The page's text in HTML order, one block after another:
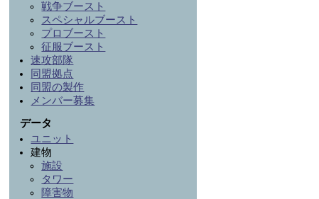
戦争ブースト
スペシャルブースト
プロブースト
征服ブースト
速攻部隊
同盟拠点
同盟の製作
メンバー募集
データ
ユニット
建物
施設
タワー
障害物